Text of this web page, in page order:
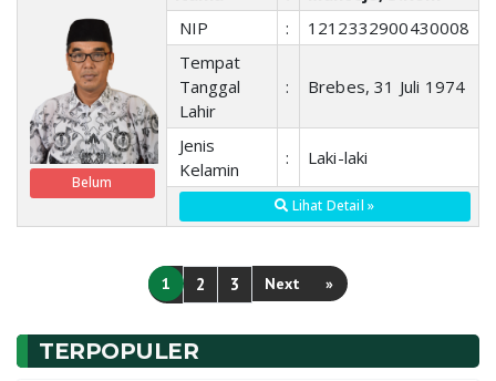
Belum
NIP
:
1212332900430008
Tempat
Tanggal
Lahir
: Brebes, 31 Juli 1974
Jenis
Kelamin
: Laki-laki
Lihat Detail »
1 2 3 Next »
TERPOPULER